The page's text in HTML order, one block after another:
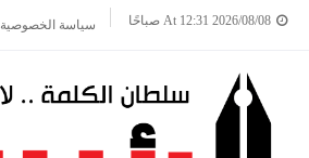
2026/08/08 At 12:31 صباحًا سياسة الخصوصية